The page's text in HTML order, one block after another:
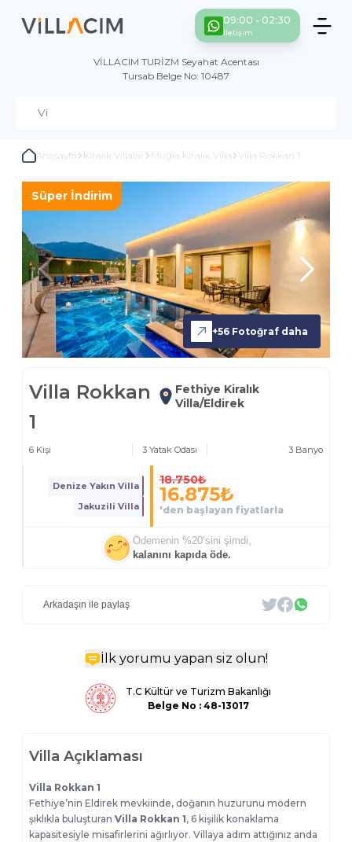
09:00 - 02:30
İletişim
VİLLACIM TURİZM Seyahat Acentası
Tursab Belge No: 10487
Anasayfa Kiralık Villalar Muğla Kiralık Villa Villa Rokkan 1
+56 Fotoğraf daha
Süper İndirim
Villa Rokkan
1
Fethiye Kiralık
Villa/Eldirek
6 Kişi 3 Yatak Odası 3 Banyo
Denize Yakın Villa
Jakuzili Villa
18.750₺
16.875₺
'den başlayan fiyatlarla
Ödemenin %20’sini şimdi,
kalanını kapıda öde.
Arkadaşın ile paylaş
İlk yorumu yapan siz olun!
T.C Kültür ve Turizm Bakanlığı
Belge No : 48-13017
Villa Açıklaması
Villa Rokkan 1
Fethiye’nin Eldirek mevkiinde, doğanın huzurunu modern
şıklıkla buluşturan Villa Rokkan 1, 6 kişilik konaklama
kapasitesiyle misafirlerini ağırlıyor. Villaya adım attığınız anda